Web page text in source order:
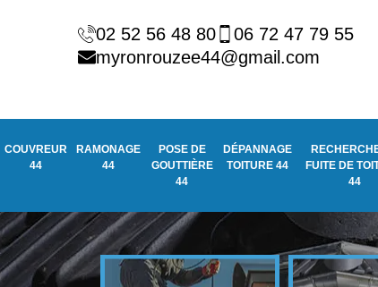
02 52 56 48 80
06 72 47 79 55
myronrouzee44@gmail.com
COUVREUR
44
RAMONAGE
44
POSE DE
GOUTTIÈRE
44
DÉPANNAGE
TOITURE 44
FUITE DE
44